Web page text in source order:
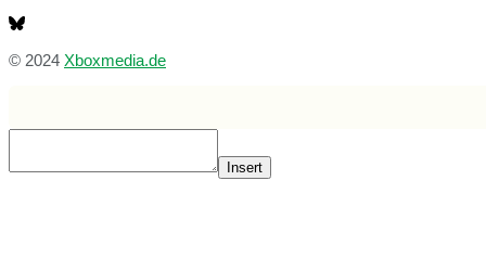
© 2024 Xboxmedia.de
Insert